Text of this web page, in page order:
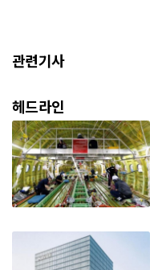
관련기사
헤드라인